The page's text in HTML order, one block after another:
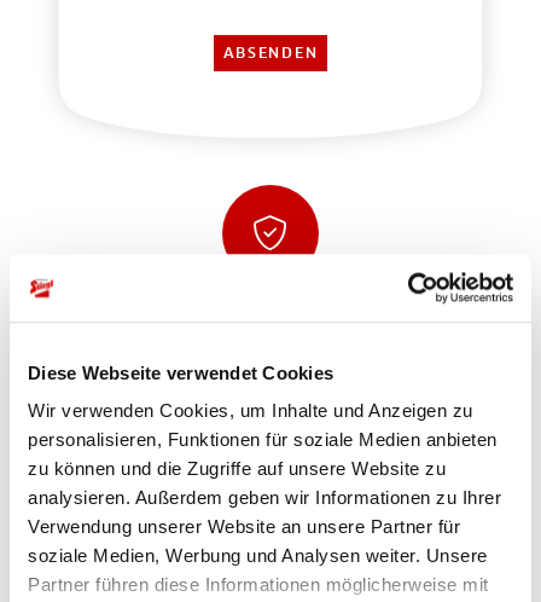
Diese Webseite verwendet Cookies
Wir verwenden Cookies, um Inhalte und Anzeigen zu
personalisieren, Funktionen für soziale Medien anbieten
zu können und die Zugriffe auf unsere Website zu
analysieren. Außerdem geben wir Informationen zu Ihrer
Verwendung unserer Website an unsere Partner für
soziale Medien, Werbung und Analysen weiter. Unsere
Partner führen diese Informationen möglicherweise mit
Sicher einkaufen und bezahlen